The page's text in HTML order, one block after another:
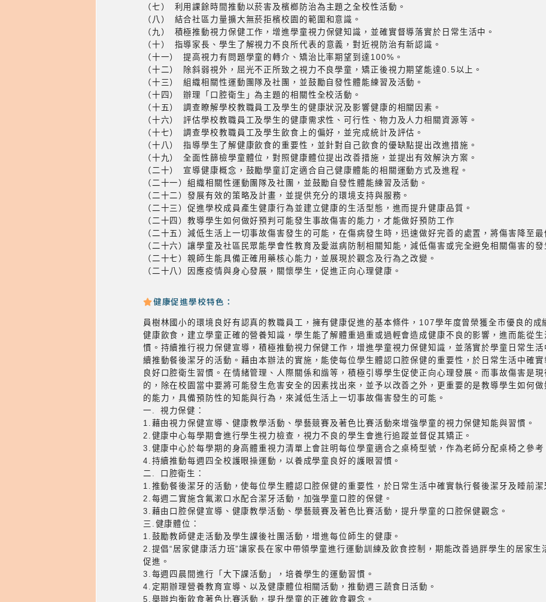
（七） 利用課餘時間推動以菸害及檳榔防治為主題之全校性活動。
（八） 結合社區力量擴大無菸拒檳校園的範圍和意識。
（九） 積極推動視力保健工作，增進學童視力保健知識，並確實督導落實於日常生活中。
（十） 指導家長、學生了解視力不良所代表的意義，對近視防治有新認識。
（十一） 提高視力有問題學童的轉介、矯治比率期望到達100%。
（十二） 除斜弱視外，屈光不正所致之視力不良學童，矯正後視力期望能達0.5以上。
（十三） 組織相關性運動團隊及社團，並鼓勵自發性體能練習及活動。
（十四） 辦理「口腔衛生」為主題的相關性全校活動。
（十五） 調查瞭解學校教職員工及學生的健康狀況及影響健康的相關因素。
（十六） 評估學校教職員工及學生的健康需求性、可行性、物力及人力相關資源等。
（十七） 調查學校教職員工及學生飲食上的偏好，並完成統計及評估。
（十八） 指導學生了解健康飲食的重要性，並針對自己飲食的優缺點提出改進措施。
（十九） 全面性篩檢學童體位，對照健康體位提出改善措施，並提出有效解決方案。
（二十） 宣導健康概念，鼓勵學童訂定適合自己健康體能的相關運動方式及進程。
（二十一）組織相關性運動團隊及社團，並鼓勵自發性體能練習及活動。
（二十二）發展有效的策略及計畫，並提供充分的環境支持與服務。
（二十三）促進學校成員產生健康行為並建立健康的生活型態，進而提升健康品質。
（二十四）教導學生如何做好預判可能發生事故傷害的能力，才能做好預防工作
（二十五）減低生活上一切事故傷害發生的可能，在傷病發生時，迅速做好完善的處置，將傷害降至最
（二十六）讓學童及社區民眾能學會性教育及愛滋病防制相關知能，減低傷害或完全避免相關傷害的發
（二十七）親師生能具備正確用藥核心能力，並展現於觀念及行為之改變。
（二十八）因應疫情與身心發展，關懷學生，促進正向心理健康。
健康促進學校特色：
員樹林國小的環境良好有認真的教職員工，擁有健康促進的基本條件，107學年度曾榮獲全市優良的成
健康飲食，建立學童正確的營養知識，學生能了解體重過重或過輕會造成健康不良的影響，進而能從
慣。持續推行視力保健宣導，積極推動視力保健工作，增進學童視力保健知識，並落實於學童日常生
續推動餐後潔牙的活動。藉由本辦法的實施，能使每位學生體認口腔保健的重要性，於日常生活中確
良好口腔衛生習慣。在情緒管理、人際關係和諧等，積極引導學生促使正向心理發展。而事故傷害是
的，除在校園當中要將可能發生危害安全的因素找出來，並予以改善之外，更重要的是教導學生如何
的能力，具備預防性的知能與行為，來減低生活上一切事故傷害發生的可能。
一. 視力保健：
1.藉由視力保健宣導、健康教學活動、學藝競賽及著色比賽活動來增強學童的視力保健知能與習慣。
2.健康中心每學期會進行學生視力檢查，視力不良的學生會進行追蹤並督促其矯正。
3.健康中心於每學期的身高體重視力清單上會註明每位學童適合之桌椅型號，作為老師分配桌椅之參考
4.持續推動每週四全校護眼操運動，以養成學童良好的護眼習慣。
二. 口腔衛生：
1.推動餐後潔牙的活動，使每位學生體認口腔保健的重要性，於日常生活中確實執行餐後潔牙及睡前潔
2.每週二實施含氟漱口水配合潔牙活動，加強學童口腔的保健。
3.藉由口腔保健宣導、健康教學活動、學藝競賽及著色比賽活動，提升學童的口腔保健觀念。
三.健康體位：
1.鼓勵教師健走活動及學生課後社團活動，增進每位師生的健康。
2.提倡“居家健康活力班”讓家長在家中帶領學童進行運動訓練及飲食控制，期能改善過胖學生的居家生
促進。
3.每週四晨間進行「大下課活動」，培養學生的運動習慣。
4.定期辦理營養教育宣導、以及健康體位相關活動，推動週三蔬食日活動。